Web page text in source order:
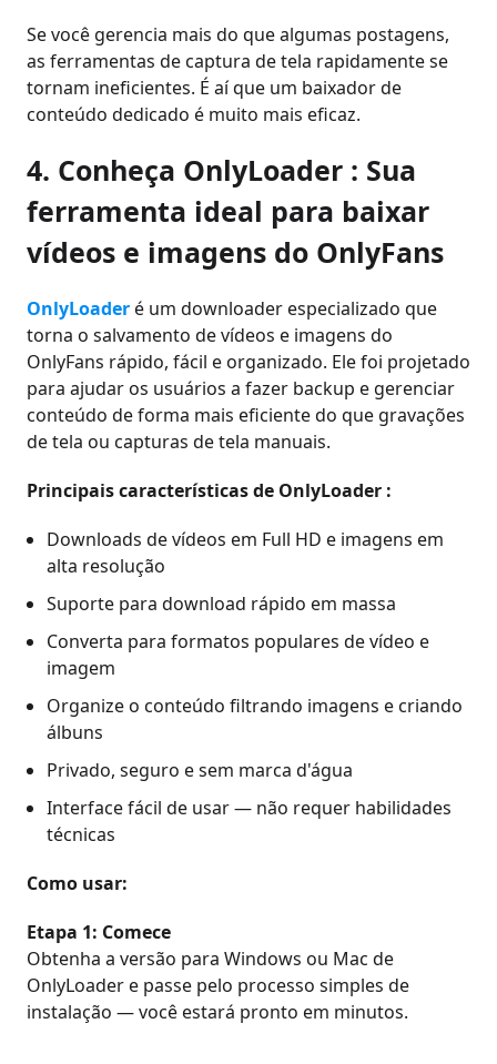
Se você gerencia mais do que algumas postagens,
as ferramentas de captura de tela rapidamente se
tornam ineficientes. É aí que um baixador de
conteúdo dedicado é muito mais eficaz.
4. Conheça OnlyLoader : Sua
ferramenta ideal para baixar
vídeos e imagens do OnlyFans
OnlyLoader é um downloader especializado que
torna o salvamento de vídeos e imagens do
OnlyFans rápido, fácil e organizado. Ele foi projetado
para ajudar os usuários a fazer backup e gerenciar
conteúdo de forma mais eficiente do que gravações
de tela ou capturas de tela manuais.
Principais características de OnlyLoader :
Downloads de vídeos em Full HD e imagens em
alta resolução
Suporte para download rápido em massa
Converta para formatos populares de vídeo e
imagem
Organize o conteúdo filtrando imagens e criando
álbuns
Privado, seguro e sem marca d'água
Interface fácil de usar — não requer habilidades
técnicas
Como usar:
Etapa 1: Comece
Obtenha a versão para Windows ou Mac de
OnlyLoader e passe pelo processo simples de
instalação — você estará pronto em minutos.